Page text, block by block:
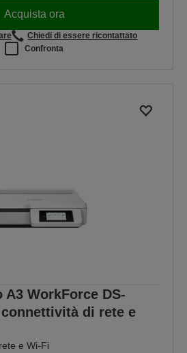
Acquista ora
Chiedi di essere ricontattato
Confronta
A3 WorkForce DS-
connettività di rete e
e Wi-Fi